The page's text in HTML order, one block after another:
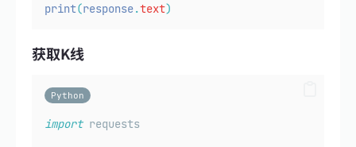
print(response.text)
获取K线
Python
import requests